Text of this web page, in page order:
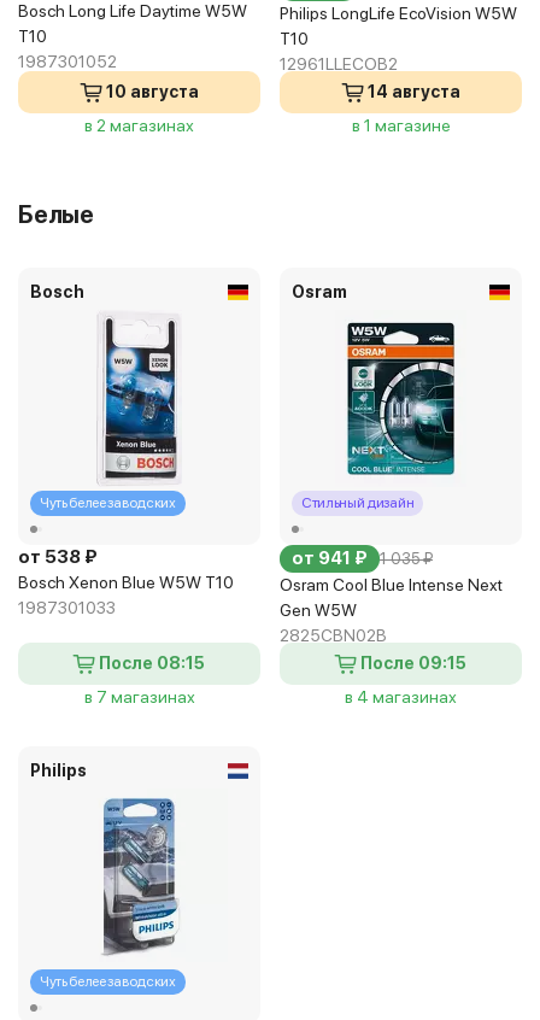
Bosch Long Life Daytime W5W
T10
1987301052
10 августа
в 2 магазинах
Philips LongLife EcoVision W5W
T10
12961LLECOB2
14 августа
в 1 магазине
Белые
Bosch
Чуть белее заводских
от 538 ₽
Bosch Xenon Blue W5W T10
1987301033
После 08:15
в 7 магазинах
Osram
Стильный дизайн
от 941 ₽ 1 035 ₽
Osram Cool Blue Intense Next
Gen W5W
2825CBN02B
После 09:15
в 4 магазинах
Philips
Чуть белее заводских